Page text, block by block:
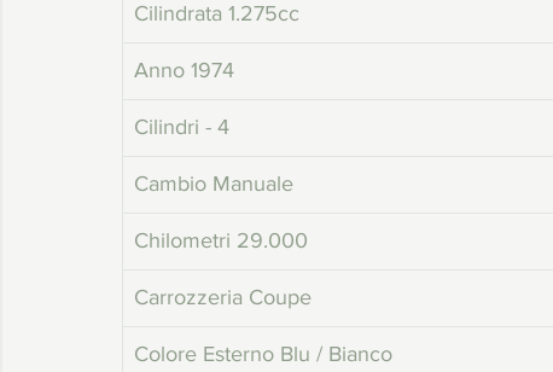
Cilindrata 1.275cc
Anno 1974
Cilindri - 4
Cambio Manuale
Chilometri 29.000
Carrozzeria Coupe
Colore Esterno Blu / Bianco